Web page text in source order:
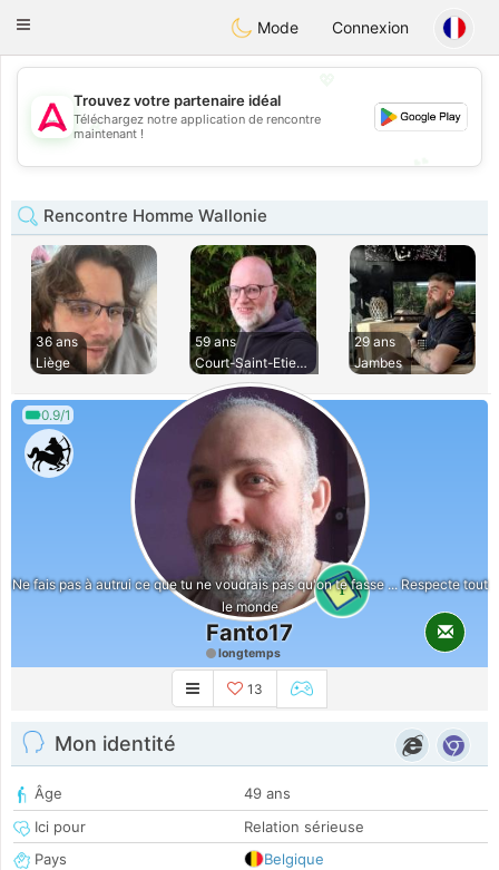
Tantôt
Toggle
Mode Connexion
💖
💕
Trouvez votre partenaire idéal
Téléchargez notre application de rencontre
maintenant !
Rencontre Homme Wallonie
36 ans
Liège
59 ans
Court-Saint-Etienn
29 ans
Jambes
0.9/1
1
Ne fais pas à autrui ce que tu ne voudrais pas qu'on te fasse ... Respecte tout
le monde
Fanto17
longtemps
13
Mon identité
Âge
49 ans
Ici pour
Relation sérieuse
Pays
Belgique